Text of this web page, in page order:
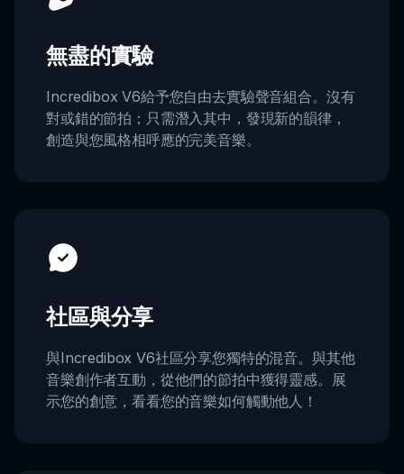
無盡的實驗
Incredibox V6給予您自由去實驗聲音組合。沒有
對或錯的節拍；只需潛入其中，發現新的韻律，
創造與您風格相呼應的完美音樂。
社區與分享
與Incredibox V6社區分享您獨特的混音。與其他
音樂創作者互動，從他們的節拍中獲得靈感。展
示您的創意，看看您的音樂如何觸動他人！